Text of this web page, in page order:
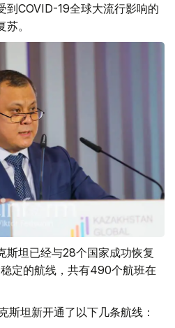
到COVID-19全球大流行影响的
。
斯坦已经与28个国家成功恢复
定的航线，共有490个航班在
斯坦新开通了以下几条航线：